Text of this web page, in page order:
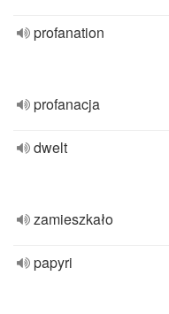
profanation
profanacja
dwelt
zamieszkało
papyri